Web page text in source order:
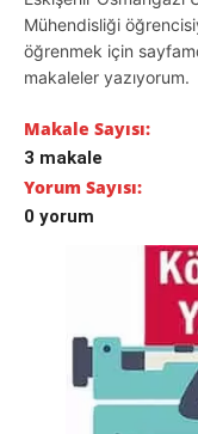
Mühendisliği
öğrenmek için
makaleler yazıyorum.
Makale Sayısı:
3 makale
Yorum Sayısı:
0 yorum